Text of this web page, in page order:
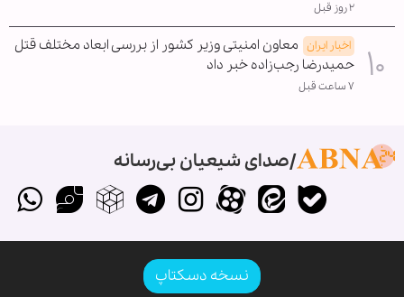
۲ روز قبل
اخبار ایران معاون امنیتی وزیر کشور از بررسی ابعاد مختلف قتل
حمیدرضا رجب‌زاده خبر داد
۷ ساعت قبل
صدای شیعیان بی‌رسانه
نسخه دسکتاپ